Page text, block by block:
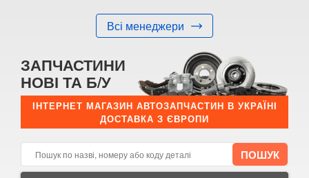
Всі менеджери
ЗАПЧАСТИНИ
НОВІ ТА Б/У
ІНТЕРНЕТ МАГАЗИН АВТОЗАПЧАСТИН В УКРАЇНІ
ДОСТАВКА З ЄВРОПИ
КУПИТИ
Оригінальний номер:
Примітка:
E-mail:
Телефон: